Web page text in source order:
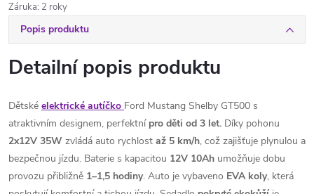
Záruka: 2 roky
Popis produktu
Detailní popis produktu
Dětské elektrické autíčko Ford Mustang Shelby GT500 s
atraktivním designem, perfektní pro děti od 3 let. Díky pohonu
2x12V 35W zvládá auto rychlost až 5 km/h, což zajišťuje plynulou a
bezpečnou jízdu. Baterie s kapacitou 12V 10Ah umožňuje dobu
provozu přibližně 1–1,5 hodiny. Auto je vybaveno EVA koly, která